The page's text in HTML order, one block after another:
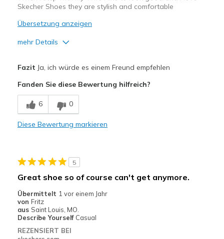
Skecher Shoes they are stylish and comfortable
Übersetzung anzeigen
mehr Details
Breathe Well
Comfortable
Geeignete Verwendung
Going Out
Fazit Ja, ich würde es einem Freund empfehlen
Fanden Sie diese Bewertung hilfreich?
6 0
Diese Bewertung markieren
5
Great shoe so of course can't get anymore.
Übermittelt 1 vor einem Jahr
von Fritz
aus Saint Louis, MO.
Describe Yourself Casual
REZENSIERT BEI